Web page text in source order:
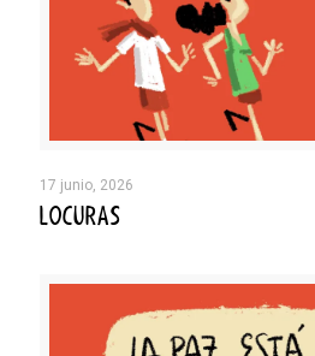
17 junio, 2026
LOCURAS